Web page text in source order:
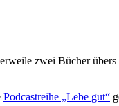
zwei Bücher
Podcastreihe „Lebe gut“